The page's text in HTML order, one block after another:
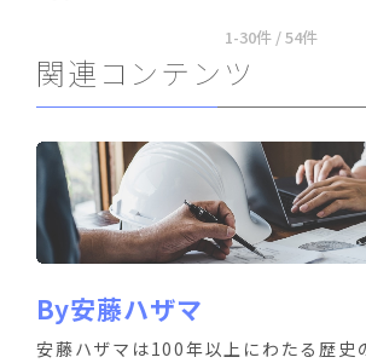
1-30件 / 54件
関連コンテンツ
By安藤ハザマ
安藤ハザマは100年以上にわたる歴史